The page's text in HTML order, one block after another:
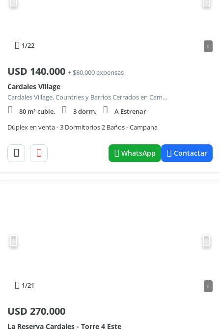
1/22 0
USD 140.000 + $80.000 expensas
Cardales Village
Cardales Village, Countries y Barrios Cerrados en Campana
80 m² cubie.
3 dorm.
A Estrenar
Dúplex en venta - 3 Dormitorios 2 Baños - Campana
WhatsApp Contactar
1/21 0
USD 270.000
La Reserva Cardales - Torre 4 Este